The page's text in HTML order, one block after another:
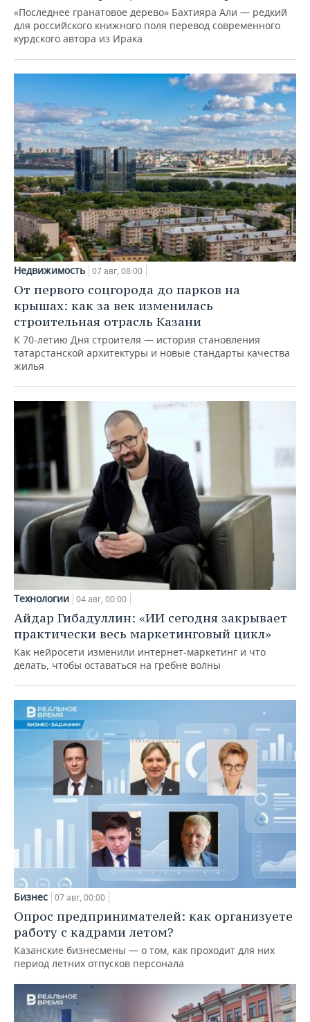
«Последнее гранатовое дерево» Бахтияра Али — редкий
для российского книжного поля перевод современного
курдского автора из Ирака
Недвижимость 07 авг, 08:00
От первого соцгорода до парков на
крышах: как за век изменилась
строительная отрасль Казани
К 70-летию Дня строителя — история становления
татарстанской архитектуры и новые стандарты качества
жилья
Технологии 04 авг, 00:00
Айдар Гибадуллин: «ИИ сегодня закрывает
практически весь маркетинговый цикл»
Как нейросети изменили интернет-маркетинг и что
делать, чтобы оставаться на гребне волны
Бизнес 07 авг, 00:00
Опрос предпринимателей: как организуете
работу с кадрами летом?
Казанские бизнесмены — о том, как проходит для них
период летних отпусков персонала